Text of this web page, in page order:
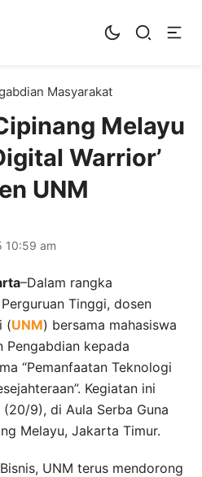
Bisnis
Masyarakat
Melayu
Warrior’
UNM
10:59 am
–Dalam rangka
Tinggi, dosen
(UNM) bersama mahasiswa
Pengabdian kepada
“Pemanfaatan Teknologi
Kegiatan ini
9), di Aula Serba Guna
Melayu, Jakarta Timur.
UNM terus mendorong